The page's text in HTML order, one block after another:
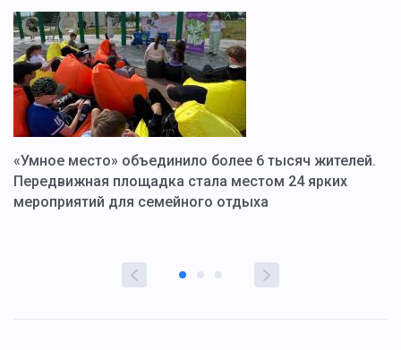
«Умное место» объединило более 6 тысяч жителей.
Передвижная площадка стала местом 24 ярких
мероприятий для семейного отдыха